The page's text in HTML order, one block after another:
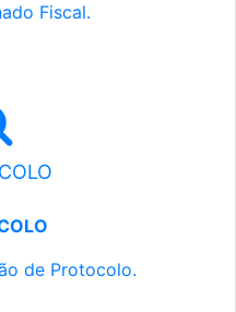
Fiscal.
de Protocolo.